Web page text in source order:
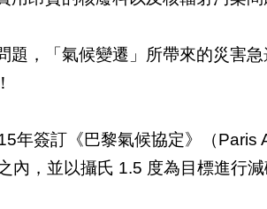
題，「氣候變遷」所帶來的災害
年簽訂《巴黎氣候協定》（Paris
內，並以攝氏 1.5 度為目標進行減